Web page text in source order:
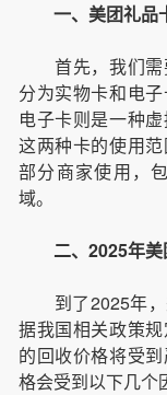
一、美团礼品
首先，我们需
分为实物卡和电
电子卡则是一种
这两种卡的使用
部分商家使用，
域。
二、2025年
到了2025年，
据我国相关政策
的回收价格将受
格会受到以下几个